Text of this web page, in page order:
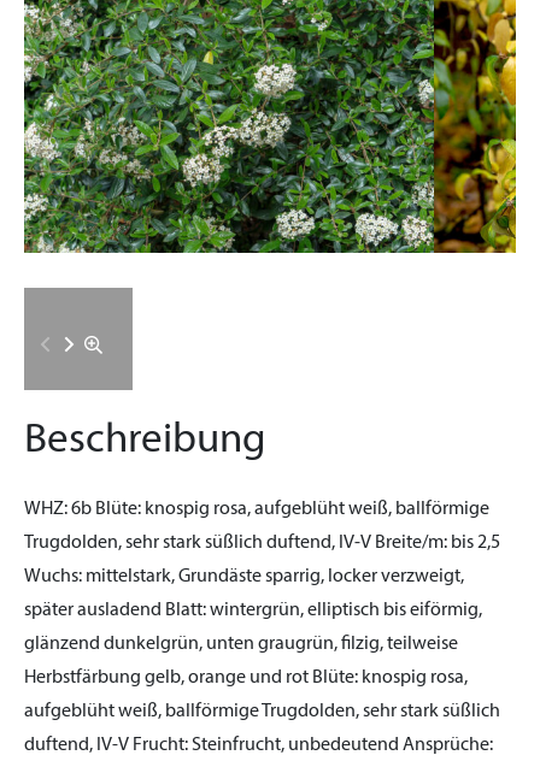
Beschreibung
WHZ:6b Blüte: knospig rosa, aufgeblüht weiß, ballförmige
Trugdolden, sehr stark süßlich duftend, IV-V Breite/m: bis 2,5
Wuchs: mittelstark, Grundäste sparrig, locker verzweigt,
später ausladend Blatt:wintergrün, elliptisch bis eiförmig,
glänzend dunkelgrün, unten graugrün, filzig, teilweise
Herbstfärbung gelb, orange und rot Blüte: knospig rosa,
aufgeblüht weiß, ballförmige Trugdolden, sehr stark süßlich
duftend, IV-V Frucht:Steinfrucht, unbedeutend Ansprüche: